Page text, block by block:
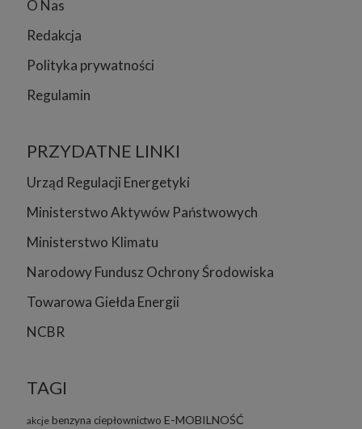
O Nas
Redakcja
Polityka prywatności
Regulamin
PRZYDATNE LINKI
Urząd Regulacji Energetyki
Ministerstwo Aktywów Państwowych
Ministerstwo Klimatu
Narodowy Fundusz Ochrony Środowiska
Towarowa Giełda Energii
NCBR
TAGI
akcje benzyna ciepłownictwo E-MOBILNOŚĆ